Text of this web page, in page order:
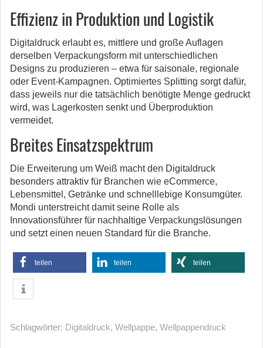
Effizienz in Produktion und Logistik
Digitaldruck erlaubt es, mittlere und große Auflagen
derselben Verpackungsform mit unterschiedlichen
Designs zu produzieren – etwa für saisonale, regionale
oder Event-Kampagnen. Optimiertes Splitting sorgt dafür,
dass jeweils nur die tatsächlich benötigte Menge gedruckt
wird, was Lagerkosten senkt und Überproduktion
vermeidet.
Breites Einsatzspektrum
Die Erweiterung um Weiß macht den Digitaldruck
besonders attraktiv für Branchen wie eCommerce,
Lebensmittel, Getränke und schnelllebige Konsumgüter.
Mondi unterstreicht damit seine Rolle als
Innovationsführer für nachhaltige Verpackungslösungen
und setzt einen neuen Standard für die Branche.
teilen teilen teilen
Schlagwörter: Digitaldruck, Wellpappe, Wellpappendruck